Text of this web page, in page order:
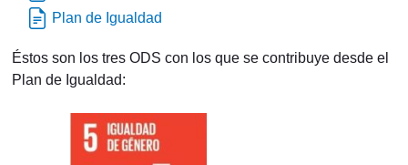
Plan de Igualdad
Éstos son los tres ODS con los que se contribuye desde el
Plan de Igualdad: